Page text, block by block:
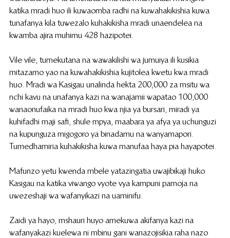
katika mradi huo ili kuwaomba radhi na kuwahakikishia kuwa
tunafanya kila tuwezalo kuhakikisha mradi unaendelea na
kwamba ajira muhimu 428 hazipotei.
Vile vile, tumekutana na wawakilishi wa jumuiya ili kusikia
mitazamo yao na kuwahakikishia kujitolea kwetu kwa mradi
huo. Mradi wa Kasigau unalinda hekta 200,000 za msitu wa
nchi kavu na unafanya kazi na wanajamii wapatao 100,000
wanaonufaika na mradi huo kwa njia ya bursari, miradi ya
kuhifadhi maji safi, shule mpya, maabara ya afya ya uchunguzi
na kupunguza migogoro ya binadamu na wanyamapori.
Tumedhamiria kuhakikisha kuwa manufaa haya pia hayapotei.
Mafunzo yetu kwenda mbele yatazingatia uwajibikaji huko
Kasigau na katika viwango vyote vya kampuni pamoja na
uwezeshaji wa wafanyikazi na uaminifu.
Zaidi ya hayo, mshauri huyo amekuwa akifanya kazi na
wafanyakazi kuelewa ni mbinu gani wanazojisikia raha nazo